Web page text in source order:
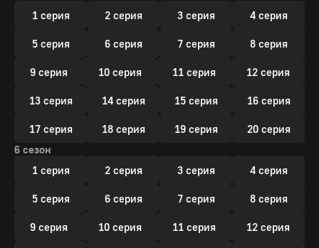
1 серия
2 серия 3 серия 4 серия
5 серия 6 серия 7 серия 8 серия
9 серия 10 серия 11 серия 12 серия
13 серия 14 серия 15 серия 16 серия
17 серия 18 серия 19 серия
20 серия
6 сезон
1 серия
2 серия 3 серия 4 серия
5 серия 6 серия 7 серия 8 серия
9 серия 10 серия 11 серия 12 серия